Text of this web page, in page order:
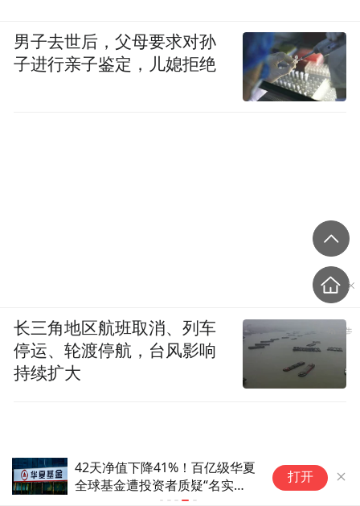
42天净值下降41%！百亿级华夏
全球基金遭投资者质疑“名实不
打开
男子去世后，父母要求对孙
子进行亲子鉴定，儿媳拒绝
长三角地区航班取消、列车
停运、轮渡停航，台风影响
持续扩大